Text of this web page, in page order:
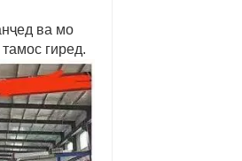
ва мо
гиред.